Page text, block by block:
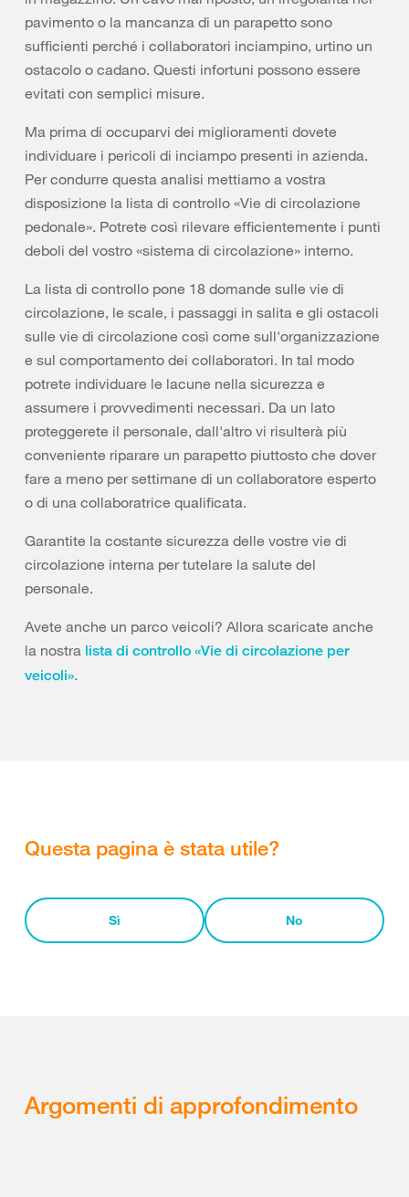
pavimento o la mancanza di un parapetto sono
sufficienti perché i collaboratori inciampino, urtino un
ostacolo o cadano. Questi infortuni possono essere
evitati con semplici misure.
Ma prima di occuparvi dei miglioramenti dovete
individuare i pericoli di inciampo presenti in azienda.
Per condurre questa analisi mettiamo a vostra
disposizione la lista di controllo «Vie di circolazione
pedonale». Potrete così rilevare efficientemente i punti
deboli del vostro «sistema di circolazione» interno.
La lista di controllo pone 18 domande sulle vie di
circolazione, le scale, i passaggi in salita e gli ostacoli
sulle vie di circolazione così come sull'organizzazione
e sul comportamento dei collaboratori. In tal modo
potrete individuare le lacune nella sicurezza e
assumere i provvedimenti necessari. Da un lato
proteggerete il personale, dall'altro vi risulterà più
conveniente riparare un parapetto piuttosto che dover
fare a meno per settimane di un collaboratore esperto
o di una collaboratrice qualificata.
Garantite la costante sicurezza delle vostre vie di
circolazione interna per tutelare la salute del
personale.
Avete anche un parco veicoli? Allora scaricate anche
la nostra lista di controllo «Vie di circolazione per
veicoli».
Questa pagina è stata utile?
Sì No
Argomenti di approfondimento